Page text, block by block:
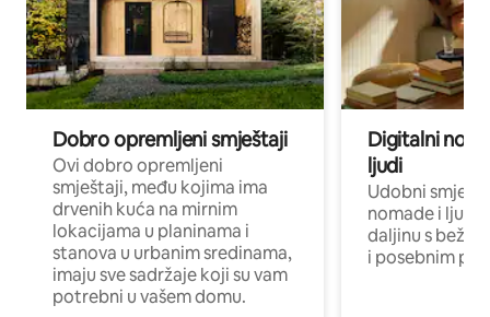
Dobro opremljeni smještaji
Ovi dobro opremljeni
smještaji, među kojima ima
drvenih kuća na mirnim
lokacijama u planinama i
stanova u urbanim sredinama,
imaju sve sadržaje koji su vam
potrebni u vašem domu.
Digitalni
ljudi
Udobni
nomade i ljude
daljinu s
i posebnim